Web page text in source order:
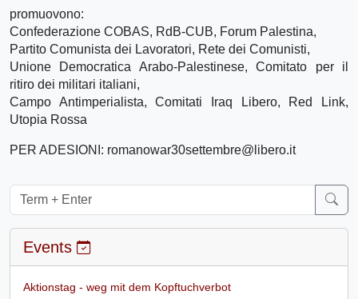
promuovono:
Confederazione COBAS, RdB-CUB, Forum Palestina,
Partito Comunista dei Lavoratori, Rete dei Comunisti,
Unione Democratica Arabo-Palestinese, Comitato per il
ritiro dei militari italiani,
Campo Antimperialista, Comitati Iraq Libero, Red Link,
Utopia Rossa
PER ADESIONI: romanowar30settembre@libero.it
Events
Aktionstag - weg mit dem Kopftuchverbot